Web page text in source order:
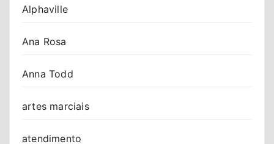
Alphaville
Ana Rosa
Anna Todd
artes marciais
atendimento